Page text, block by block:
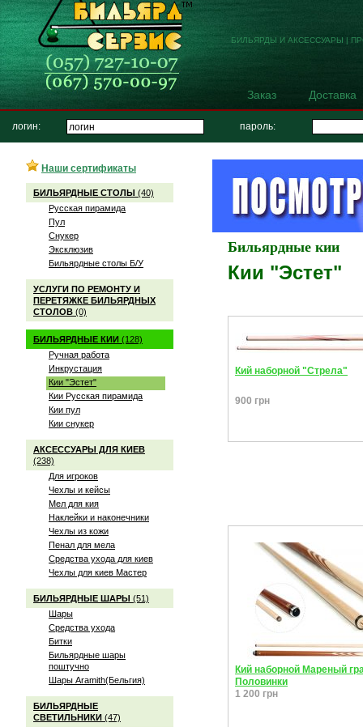
БИЛЬЯРДЫ И АКСЕССУАРЫ |
Заказ Доставка
логин: пароль:
Наши сертификаты
БИЛЬЯРДНЫЕ СТОЛЫ (40)
Русская пирамида
Пул
Снукер
Эксклюзив
Бильярдные столы Б/У
УСЛУГИ ПО РЕМОНТУ И
ПЕРЕТЯЖКЕ БИЛЬЯРДНЫХ
СТОЛОВ (0)
БИЛЬЯРДНЫЕ КИИ (128)
Ручная работа
Инкрустация
Кии "Эстет"
Кии Русская пирамида
Кии пул
Кии снукер
АКСЕССУАРЫ ДЛЯ КИЕВ
(238)
Для игроков
Чехлы и кейсы
Мел для кия
Наклейки и наконечники
Чехлы из кожи
Пенал для мела
Средства ухода для киев
Чехлы для киев Мастер
БИЛЬЯРДНЫЕ ШАРЫ (51)
Шары
Средства ухода
Битки
Бильярдные шары
поштучно
Шары Aramith(Бельгия)
БИЛЬЯРДНЫЕ
СВЕТИЛЬНИКИ (47)
Бильярдные кии
Кии "Эстет"
Кий наборной "Стрела"
900 грн
Кий наборной Мареный
Половинки
1 200 грн